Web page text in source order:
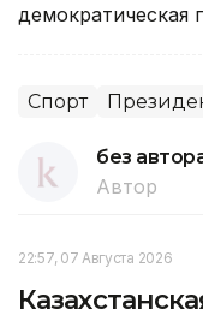
демократическая
Спорт
без
Автор
22:57, 07 Августа 2026